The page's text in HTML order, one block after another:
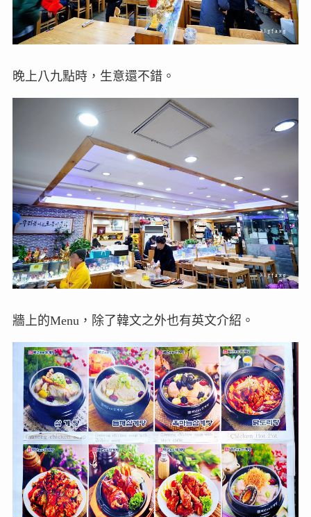
晚上八九點時，生意還不錯。
牆上的Menu，除了韓文之外也有英文介紹。